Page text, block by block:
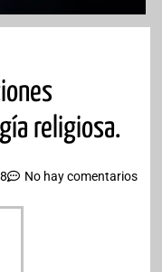
religiosa.
No hay comentarios